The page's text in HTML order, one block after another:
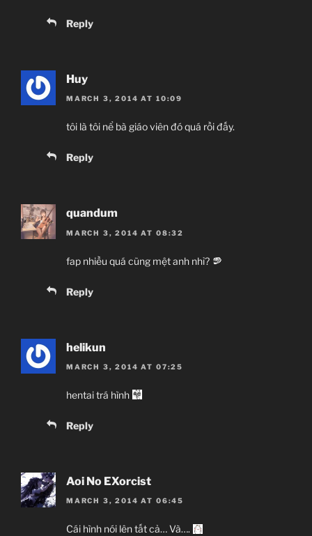
Reply
Huy
MARCH 3, 2014 AT 10:09
tôi là tôi nể bà giáo viên đó quá rồi đấy.
Reply
quandum
MARCH 3, 2014 AT 08:32
fap nhiều quá cũng mệt anh nhỉ?
Reply
helikun
MARCH 3, 2014 AT 07:25
hentai trá hình
Reply
Aoi No EXorcist
MARCH 3, 2014 AT 06:45
Cái hình nói lên tất cả… Và….